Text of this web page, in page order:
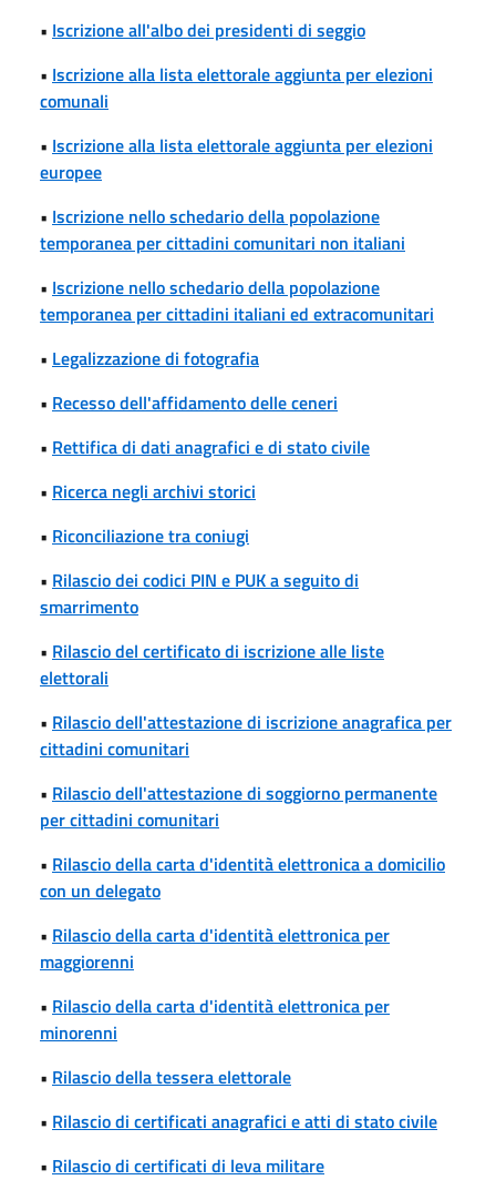
• Iscrizione all'albo dei presidenti di seggio
• Iscrizione alla lista elettorale aggiunta per elezioni
comunali
• Iscrizione alla lista elettorale aggiunta per elezioni
europee
• Iscrizione nello schedario della popolazione
temporanea per cittadini comunitari non italiani
• Iscrizione nello schedario della popolazione
temporanea per cittadini italiani ed extracomunitari
• Legalizzazione di fotografia
• Recesso dell'affidamento delle ceneri
• Rettifica di dati anagrafici e di stato civile
• Ricerca negli archivi storici
• Riconciliazione tra coniugi
• Rilascio dei codici PIN e PUK a seguito di
smarrimento
• Rilascio del certificato di iscrizione alle liste
elettorali
• Rilascio dell'attestazione di iscrizione anagrafica per
cittadini comunitari
• Rilascio dell'attestazione di soggiorno permanente
per cittadini comunitari
• Rilascio della carta d'identità elettronica a domicilio
con un delegato
• Rilascio della carta d'identità elettronica per
maggiorenni
• Rilascio della carta d'identità elettronica per
minorenni
• Rilascio della tessera elettorale
• Rilascio di certificati anagrafici e atti di stato civile
• Rilascio di certificati di leva militare